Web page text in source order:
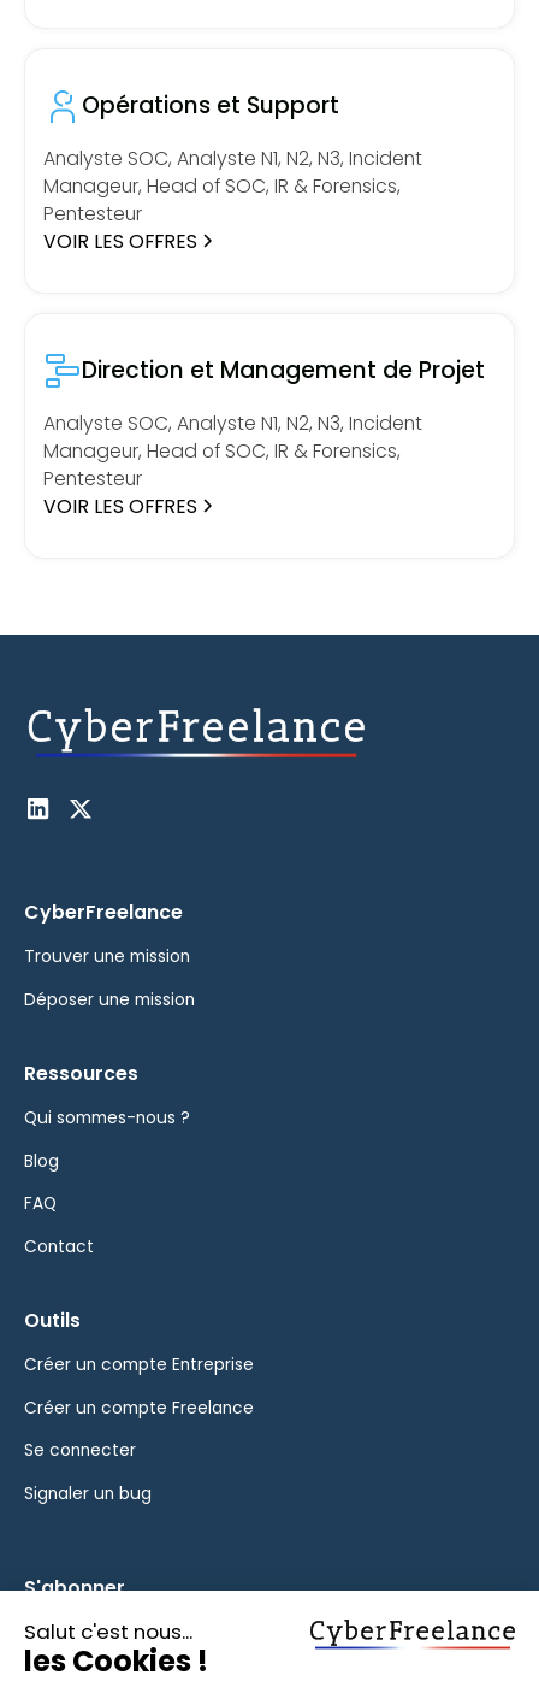
Opérations et Support
Analyste SOC, Analyste N1, N2, N3, Incident
Manageur, Head of SOC, IR & Forensics,
Pentesteur
VOIR LES OFFRES
Direction et Management de Projet
Analyste SOC, Analyste N1, N2, N3, Incident
Manageur, Head of SOC, IR & Forensics,
Pentesteur
VOIR LES OFFRES
CyberFreelance
Trouver une mission
Déposer une mission
Ressources
Qui sommes-nous ?
Blog
FAQ
Contact
Outils
Créer un compte Entreprise
Créer un compte Freelance
Se connecter
Signaler un bug
S'abonner
Inscrivez-vous à notre newsletter pour rester informé des
fonctionnalités et des nouveautés.